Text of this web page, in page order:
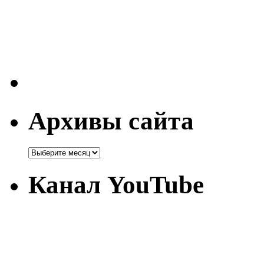
Архивы сайта
Канал YouTube